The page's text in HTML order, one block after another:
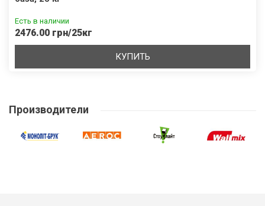
Есть в наличии
2476.00 грн/25кг
КУПИТЬ
Производители